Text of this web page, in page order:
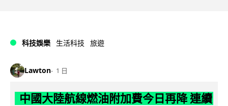
科技娛樂 生活科技 旅遊
Lawton 1 日
中國大陸航線燃油附加費今日再降 連續